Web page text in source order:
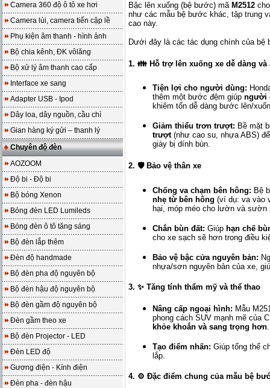
Camera 360 độ ô tô xe hơi
Camera lùi, camera tiến cập lề
Phụ kiện âm thanh - hình ảnh
Bộ chia kênh, ĐK vôlăng
Bộ xử lý âm thanh cao cấp
Interface xe sang
Adapter USB - Ipod
Dây loa, dây nguồn, cầu chì
Gian hàng ký gửi – thanh lý
Chuyên độ đèn
AOZOOM
Độ bi - Độ bi
Bộ bóng Xenon
Bóng đèn LED Lumileds
Bóng đèn ô tô tăng sáng
Bộ đèn lắp thêm
Đèn độ handmade
Bộ đèn pha độ nguyên bộ
Bộ đèn hậu độ nguyên bộ
Bộ đèn gầm độ nguyên bộ
Đèn gầm theo xe
Bộ đèn Projector - LED
Đèn LED độ
Gương điện - Kính điện
Đèn pha - đèn hậu
Bậc lên xuống (bệ bước) mã M2512
như các mẫu bệ bước khác, tập trung
cao này.
Dưới đây là các tác dụng chính của bệ
1. 👪 Hỗ trợ lên xuống xe dễ dàng và
Tiện lợi cho người dùng:
thêm một bước đệm giúp người
khiêm tốn dễ dàng bước lên/
Giảm thiểu trơn trượt: Bề mặt
trượt(như cao su, nhựa ABS)
giày bị dính bùn.
2. 🛡️ Bảo vệ thân xe
Chống va chạm bên hông: Bệ
nhẹ từ bên hông (ví dụ: va vào
hại, móp méo cho lườn và sườn
Chắn bùn đất: Giúp hạn chế
cho xe sạch sẽ hơn trong điều
Bảo vệ bậc cửa nguyên bản:
nhựa/sơn nguyên bản của xe,
3. ✨ Tăng tính thẩm mỹ và thể thao
Nâng cấp ngoại hình: Mẫu
phong cách SUV mạnh mẽ của
khỏe khoắn và sang trọng hơn.
Tạo điểm nhấn: Giúp tổng thể
lắp.
4. ⚙️ Đặc điểm chung của mẫu bệ